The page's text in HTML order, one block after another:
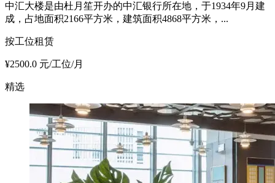
中汇大楼是由杜月笙开办的中汇银行所在地，于1934年9月建
成，占地面积2166平方米，建筑面积4868平方米，...
按工位租赁
¥2500.0 元/工位/月
精选